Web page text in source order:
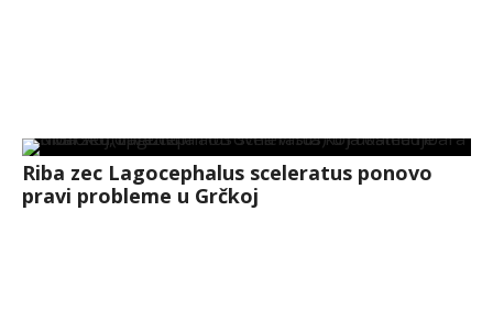
Riba zec Lagocephalus sceleratus ponovo
pravi probleme u Grčkoj